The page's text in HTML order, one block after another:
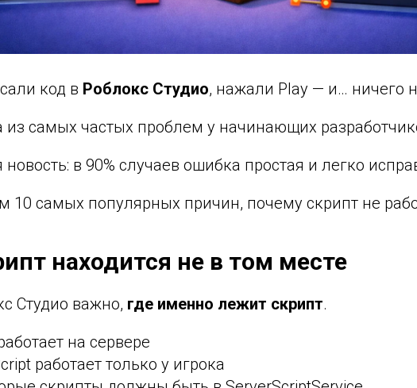
код в Роблокс Студио, нажали Play — и… ничего
из самых частых проблем у начинающих
в 90% случаев ошибка простая и легко
10 самых популярных причин, почему скрипт не
находится не в том месте
Студио важно, где именно лежит скрипт.
на сервере
работает только у игрока